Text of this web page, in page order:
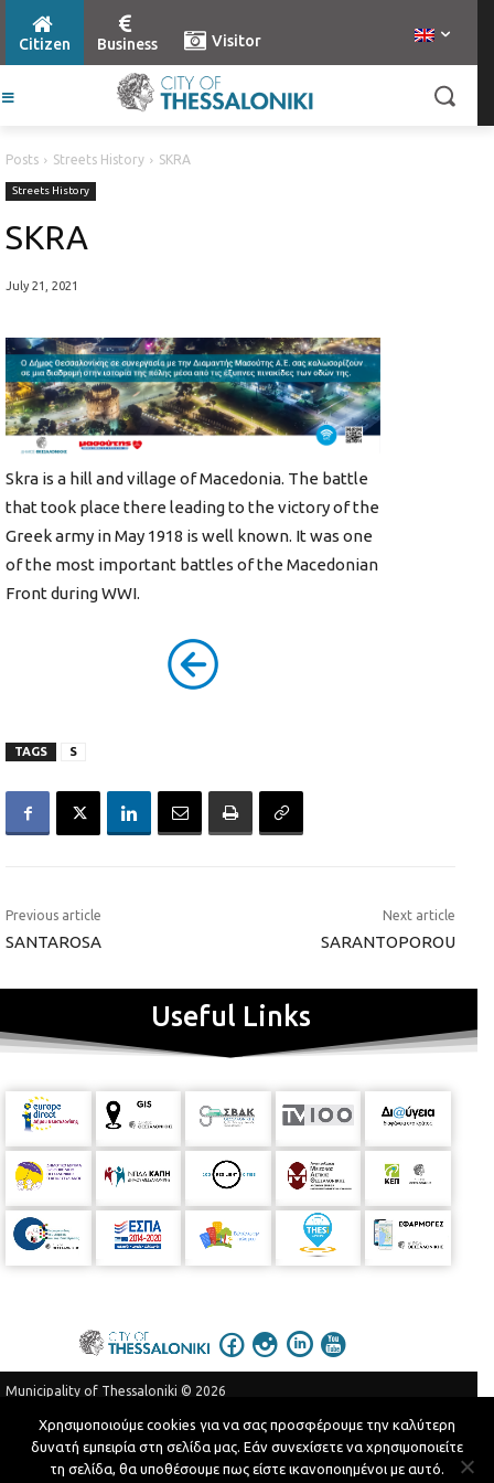
Citizen Business Visitor
Posts Streets History SKRA
Streets History
SKRA
July 21, 2021
Skra is a hill and village of Macedonia. The battle
that took place there leading to the victory of the
Greek army in May 1918 is well known. It was one
of the most important battles of the Macedonian
Front during WWI.
TAGS S
Previous article
SANTAROSA
Next article
SARANTOPOROU
Useful Links
Municipality of Thessaloniki © 2026
Terms of Use
Privacy Policy
Telephone Catalog
Χρησιμοποιούμε cookies για να σας προσφέρουμε την καλύτερη
δυνατή εμπειρία στη σελίδα μας. Εάν συνεχίσετε να χρησιμοποιείτε
τη σελίδα, θα υποθέσουμε πως είστε ικανοποιημένοι με αυτό.